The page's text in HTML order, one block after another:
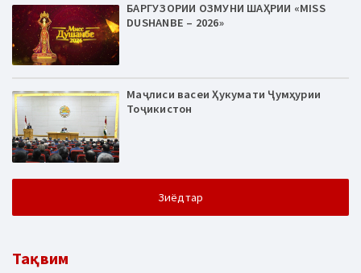
БАРГУЗОРИИ ОЗМУНИ ШАҲРИИ «MISS
DUSHANBE – 2026»
Маҷлиси васеи Ҳукумати Ҷумҳурии
Тоҷикистон
Зиёдтар
Тақвим